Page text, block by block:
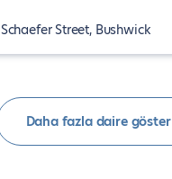
Schaefer Street, Bushwick
Daha fazla daire göster